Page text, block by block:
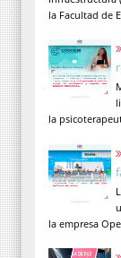
la Facultad de
la
la empresa